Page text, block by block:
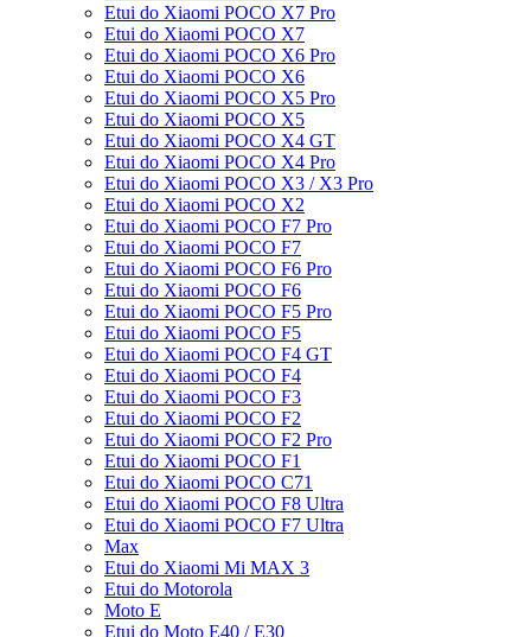
Etui do Xiaomi POCO X7 Pro
Etui do Xiaomi POCO X7
Etui do Xiaomi POCO X6 Pro
Etui do Xiaomi POCO X6
Etui do Xiaomi POCO X5 Pro
Etui do Xiaomi POCO X5
Etui do Xiaomi POCO X4 GT
Etui do Xiaomi POCO X4 Pro
Etui do Xiaomi POCO X3 / X3 Pro
Etui do Xiaomi POCO X2
Etui do Xiaomi POCO F7 Pro
Etui do Xiaomi POCO F7
Etui do Xiaomi POCO F6 Pro
Etui do Xiaomi POCO F6
Etui do Xiaomi POCO F5 Pro
Etui do Xiaomi POCO F5
Etui do Xiaomi POCO F4 GT
Etui do Xiaomi POCO F4
Etui do Xiaomi POCO F3
Etui do Xiaomi POCO F2
Etui do Xiaomi POCO F2 Pro
Etui do Xiaomi POCO F1
Etui do Xiaomi POCO C71
Etui do Xiaomi POCO F8 Ultra
Etui do Xiaomi POCO F7 Ultra
Max
Etui do Xiaomi Mi MAX 3
Etui do Motorola
Moto E
Etui do Moto E40 / E30